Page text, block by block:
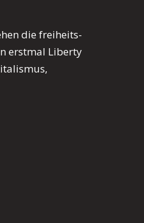
die freiheits-
erstmal Liberty